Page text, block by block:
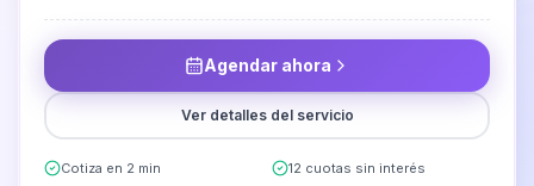
Agendar ahora
Ver detalles del servicio
Cotiza en 2 min
12 cuotas sin interés